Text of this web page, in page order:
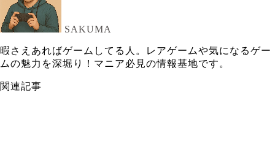
SAKUMA
暇さえあればゲームしてる人。レアゲームや気になるゲー
ムの魅力を深堀り！マニア必見の情報基地です。
関連記事